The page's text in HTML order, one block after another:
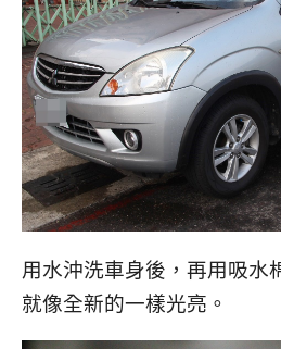
用水沖洗車身後，再用吸水
就像全新的一樣光亮。